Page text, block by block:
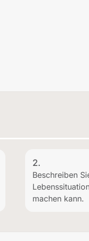
2.
Beschreiben
machen kann.